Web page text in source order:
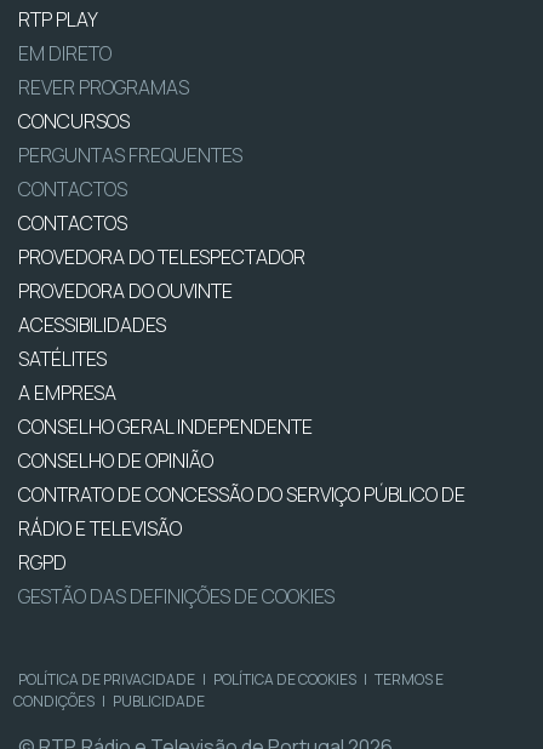
RTP PLAY
EM DIRETO
REVER PROGRAMAS
CONCURSOS
PERGUNTAS FREQUENTES
CONTACTOS
CONTACTOS
PROVEDORA DO TELESPECTADOR
PROVEDORA DO OUVINTE
ACESSIBILIDADES
SATÉLITES
A EMPRESA
CONSELHO GERAL INDEPENDENTE
CONSELHO DE OPINIÃO
CONTRATO DE CONCESSÃO DO SERVIÇO PÚBLICO DE
RÁDIO E TELEVISÃO
RGPD
GESTÃO DAS DEFINIÇÕES DE COOKIES
POLÍTICA DE PRIVACIDADE | POLÍTICA DE COOKIES | TERMOS E
CONDIÇÕES | PUBLICIDADE